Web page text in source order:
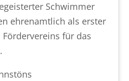
Schwimmer
ehrenamtlich als erster
für das